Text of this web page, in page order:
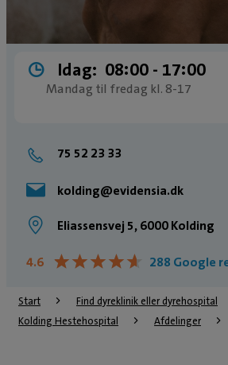
Idag: 08:00 ­- 17:00
Mandag til fredag kl. 8-17
75 52 23 33
kolding@evidensia.dk
Eliassensvej 5, 6000 Kolding
4.6 ★★★★★
★★★★★ 288 Google
Start
Find dyreklinik eller dyrehospital
Kolding Hestehospital
Afdelinger